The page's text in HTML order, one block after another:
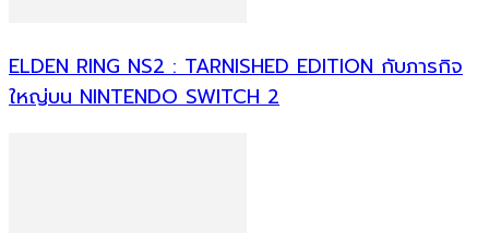
ELDEN RING NS2 : TARNISHED EDITION กับภารกิจ
ใหญ่บน NINTENDO SWITCH 2